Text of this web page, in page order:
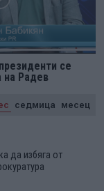
се
на Радев
седмица месец
да избяга от